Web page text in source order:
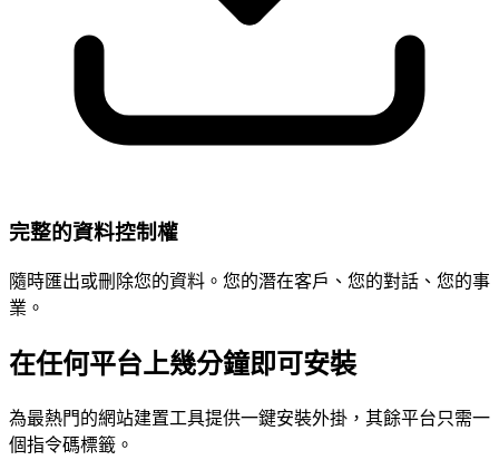
完整的資料控制權
隨時匯出或刪除您的資料。您的潛在客戶、您的對話、您的事
業。
在任何平台上幾分鐘即可安裝
為最熱門的網站建置工具提供一鍵安裝外掛，其餘平台只需一
個指令碼標籤。